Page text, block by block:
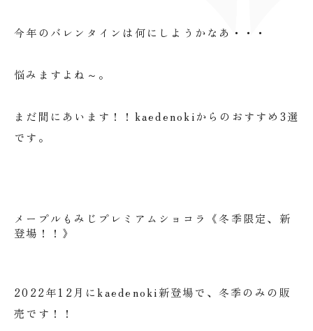
今年のバレンタインは何にしようかなあ・・・
悩みますよね～。
まだ間にあいます！！kaedenokiからのおすすめ3選
です。
メープルもみじプレミアムショコラ《冬季限定、新
登場！！》
2022年12月にkaedenoki新登場で、冬季のみの販
売です！！